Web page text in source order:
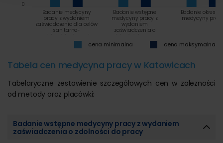
Badanie medycyny
pracy z wydaniem
zaświadczenia dla celów
sanitarno-
epidemiologicznych
Badanie wstępne
medycyny pracy z
wydaniem
zaświadczenia o
zdolności do pracy
Badanie
medycyny
0
cena minimalna cena maksymalna
Tabela cen medycyna pracy w Katowicach
Tabelaryczne zestawienie szczegółowych cen w zależności
od metody oraz placówki:
Badanie wstępne medycyny pracy z wydaniem
zaświadczenia o zdolności do pracy